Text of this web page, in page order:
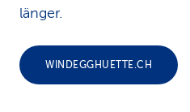
länger.
WINDEGGHUETTE.CH